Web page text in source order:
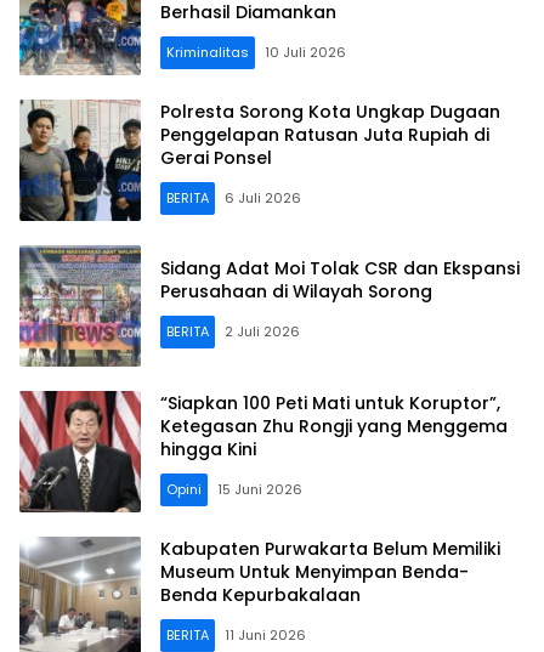
Berhasil Diamankan
Kriminalitas 10 Juli 2026
Polresta Sorong Kota Ungkap Dugaan
Penggelapan Ratusan Juta Rupiah di
Gerai Ponsel
BERITA 6 Juli 2026
Sidang Adat Moi Tolak CSR dan Ekspansi
Perusahaan di Wilayah Sorong
BERITA 2 Juli 2026
“Siapkan 100 Peti Mati untuk Koruptor”,
Ketegasan Zhu Rongji yang Menggema
hingga Kini
Opini 15 Juni 2026
Kabupaten Purwakarta Belum Memiliki
Museum Untuk Menyimpan Benda-
Benda Kepurbakalaan
BERITA 11 Juni 2026